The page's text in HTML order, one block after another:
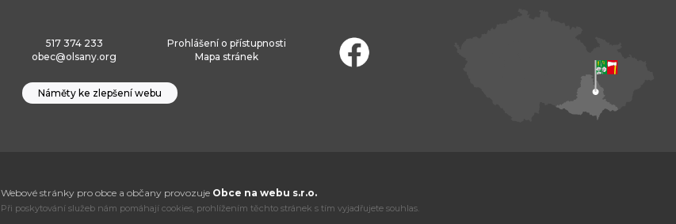
517 374 233
obec@olsany.org
Prohlášení o přístupnosti
Mapa stránek
Náměty ke zlepšení webu
Webové stránky pro obce a občany provozuje Obce na webu s.r.o.
Při poskytování služeb nám pomáhají cookies, prohlížením těchto stránek s tím vyjadřujete souhlas.